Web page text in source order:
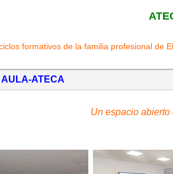
formativos de la familia profesional de
AULA-ATECA
Un espacio